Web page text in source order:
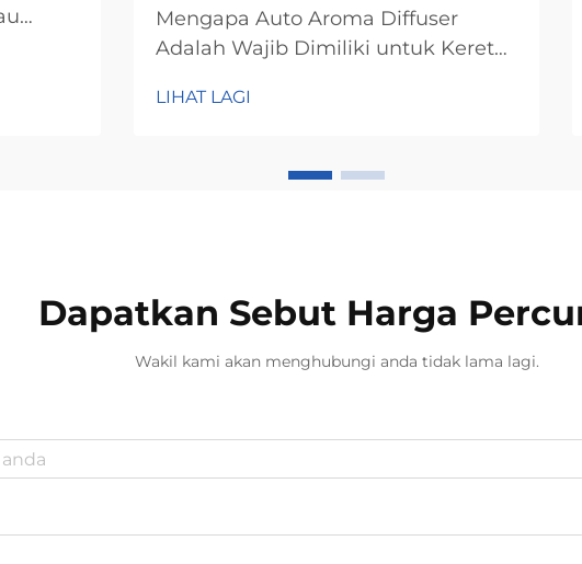
Mengapa Auto Aroma Diffuser
Adalah Wajib Dimiliki untuk Kereta
dengan Mudah Aroma diffuser
dalam menghilangkan bau tidak
LIHAT LAGI
Dapatkan Sebut Harga
Wakil kami akan menghubungi anda tidak lama lagi.